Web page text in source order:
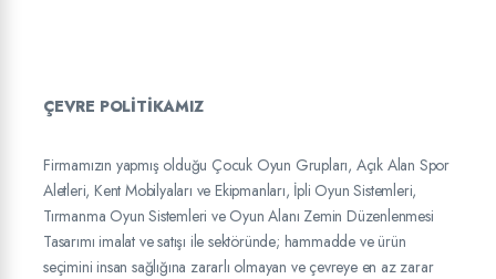
ÇEVRE POLİTİKAMIZ
Firmamızın yapmış olduğu Çocuk Oyun Grupları, Açık Alan Spor
Aletleri, Kent Mobilyaları ve Ekipmanları, İpli Oyun Sistemleri,
Tırmanma Oyun Sistemleri ve Oyun Alanı Zemin Düzenlenmesi
Tasarımı imalat ve satışı ile sektöründe; hammadde ve ürün
seçimini insan sağlığına zararlı olmayan ve çevreye en az zarar